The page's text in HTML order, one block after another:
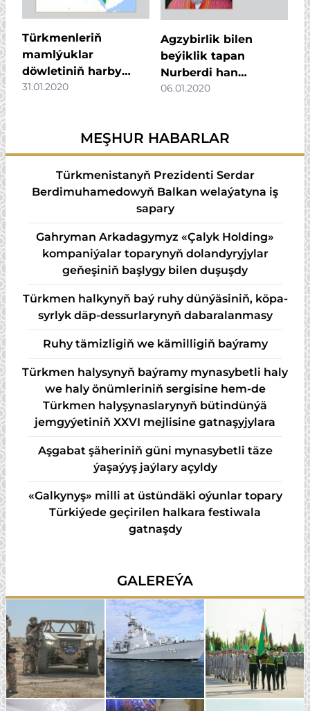
Türkmenleriň
mamlýuklar
döwletiniň harby
sungaty
31.01.2020
Agzybirlik bilen
beýiklik tapan
Nurberdi han
hakynda buýsançly
06.01.2020
MEŞHUR HABARLAR
Türkmenistanyň Prezidenti Serdar
Berdimuhamedowyň Balkan welaýatyna iş
sapary
Gahryman Arkadagymyz «Çalyk Holding»
kompaniýalar toparynyň dolandyryjylar
geňeşiniň başlygy bilen duşuşdy
Türk­men hal­ky­nyň baý ru­hy dün­ýä­si­niň, kö­pa­
syr­lyk däp-des­sur­la­ry­nyň da­ba­ra­lan­ma­sy
Ruhy tämizligiň we kämilligiň baýramy
Türkmen halysynyň baýramy mynasybetli haly
we haly önümleriniň sergisine hem-de
Türkmen halyşynaslarynyň bütindünýä
jemgyýetiniň XXVI mejlisine gatnaşyjylara
Aşgabat şäheriniň güni mynasybetli täze
ýaşaýyş jaýlary açyldy
«Galkynyş» milli at üstündäki oýunlar topary
Türkiýede geçirilen halkara festiwala
gatnaşdy
GALEREÝA